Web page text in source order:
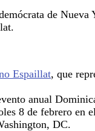
de Nueva
Espaillat, que
anual
8 de febrero en
DC.